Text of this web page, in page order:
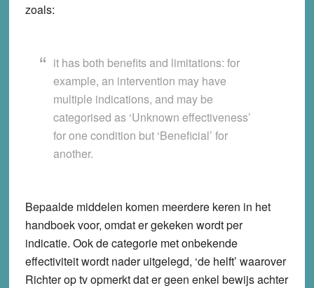
zoals:
it has both benefits and limitations: for
example, an intervention may have
multiple indications, and may be
categorised as ‘Unknown effectiveness’
for one condition but ‘Beneficial’ for
another.
Bepaalde middelen komen meerdere keren in het
handboek voor, omdat er gekeken wordt per
indicatie. Ook de categorie met onbekende
effectiviteit wordt nader uitgelegd, ‘de helft’ waarover
Richter op tv opmerkt dat er geen enkel bewijs achter